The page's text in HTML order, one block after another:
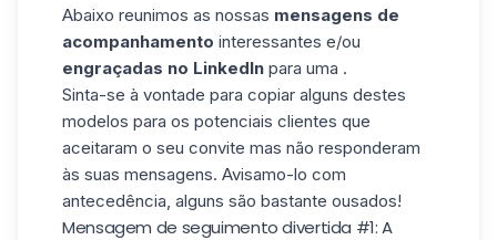
Abaixo reunimos as nossas mensagens de
acompanhamento interessantes e/ou
engraçadas no LinkedIn para uma .
Sinta-se à vontade para copiar alguns destes
modelos para os potenciais clientes que
aceitaram o seu convite mas não responderam
às suas mensagens. Avisamo-lo com
antecedência, alguns são bastante ousados!
Mensagem de seguimento divertida #1: A